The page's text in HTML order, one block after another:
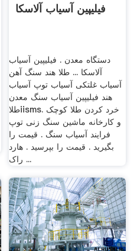
فیلیپین آسیاب آلاسکا
دستگاه معدن . فیلیپین آسیاب
آلاسکا ... طلا هند سنگ آهن
آسیاب غلتکی آسیاب توپ آسیاب
هند فیلیپین آسیاب سنگ معدن
طلاiisms. خرد کردن طلا کوچک
و کارخانه ماشین سنگ زنی توپ
فرایند آسیاب سنگ . قیمت را
بگیرید . قیمت را بپرسید . هارد
راک ...